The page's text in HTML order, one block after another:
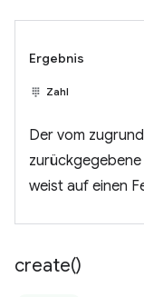
Ergebnis
Zahl
Der vom
weist auf einen
create()